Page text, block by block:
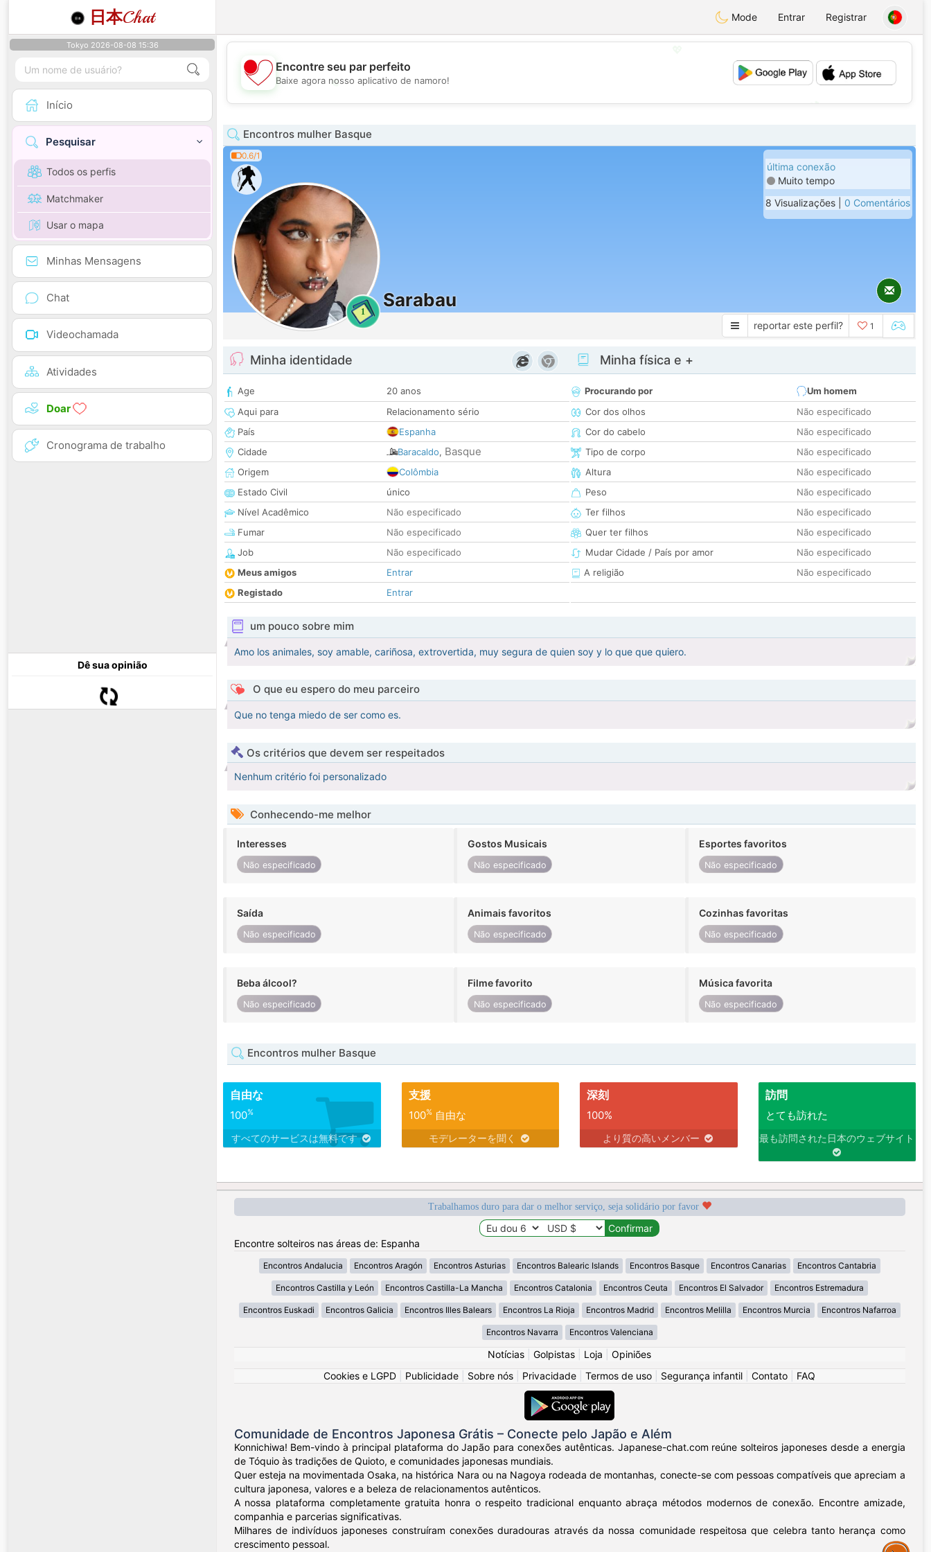
日本Chat Mode Entrar Registrar
Tokyo 2026-08-08 15:36
Início
Pesquisar
Todos os perfis
Matchmaker
Usar o mapa
Minhas Mensagens
Chat
Videochamada
Atividades
Doar
Cronograma de trabalho
Dê sua opinião
💖
💕
Encontre seu par perfeito
Baixe agora nosso aplicativo de namoro!
Encontros mulher Basque
0.6/1
1
Sarabau
última conexão
Muito tempo
8 Visualizações | 0 Comentários
reportar este perfil? 1
Minha identidade
Age
20 anos
Aqui para
Relacionamento sério
País
Espanha
Cidade
Baracaldo, Basque
Origem
Colômbia
Estado Civil
único
Nível Acadêmico
Não especificado
Fumar
Não especificado
Job
Não especificado
Meus amigos
Entrar
Registado
Entrar
Minha física e +
Procurando por
Um homem
Cor dos olhos
Não especificado
Cor do cabelo
Não especificado
Tipo de corpo
Não especificado
Altura
Não especificado
Peso
Não especificado
Ter filhos
Não especificado
Quer ter filhos
Não especificado
Mudar Cidade / País por amor
Não especificado
A religião
Não especificado
um pouco sobre mim
Amo los animales, soy amable, cariñosa, extrovertida, muy segura de quien soy y lo que que quiero.
O que eu espero do meu parceiro
Que no tenga miedo de ser como es.
Os critérios que devem ser respeitados
Nenhum critério foi personalizado
Conhecendo-me melhor
Interesses
Não especificado
Gostos Musicais
Não especificado
Esportes favoritos
Não especificado
Saída
Não especificado
Animais favoritos
Não especificado
Cozinhas favoritas
Não especificado
Beba álcool?
Não especificado
Filme favorito
Não especificado
Música favorita
Não especificado
Encontros mulher Basque
自由な
100%
すべてのサービスは無料です
支援
100%自由な
モデレーターを聞く
深刻
100%
より質の高いメンバー
訪問
とても訪れた
最も訪問された日本のウェブサイト
Trabalhamos duro para dar o melhor serviço, seja solidário por favor
Encontre solteiros nas áreas de: Espanha
Encontros Andalucia Encontros Aragón Encontros Asturias Encontros Balearic Islands Encontros Basque Encontros Canarias Encontros Cantabria
Encontros Castilla y León Encontros Castilla-La Mancha Encontros Catalonia Encontros Ceuta Encontros El Salvador Encontros Estremadura
Encontros Euskadi Encontros Galicia Encontros Illes Balears Encontros La Rioja Encontros Madrid Encontros Melilla Encontros Murcia Encontros Nafarroa
Encontros Navarra Encontros Valenciana
Notícias Golpistas Loja
Opiniões
Cookies e LGPD
Publicidade Sobre nós Privacidade Termos de uso Segurança infantil Contato FAQ
Comunidade de Encontros Japonesa Grátis – Conecte pelo Japão e Além
Konnichiwa! Bem-vindo à principal plataforma do Japão para conexões autênticas. Japanese-chat.com reúne solteiros japoneses desde a energia
de Tóquio às tradições de Quioto, e comunidades japonesas mundiais.
Quer esteja na movimentada Osaka, na histórica Nara ou na Nagoya rodeada de montanhas, conecte-se com pessoas compatíveis que apreciam a
cultura japonesa, valores e a beleza de relacionamentos autênticos.
A nossa plataforma completamente gratuita honra o respeito tradicional enquanto abraça métodos modernos de conexão. Encontre amizade,
companhia e parcerias significativas.
Milhares de indivíduos japoneses construíram conexões duradouras através da nossa comunidade respeitosa que celebra tanto herança como
crescimento pessoal.